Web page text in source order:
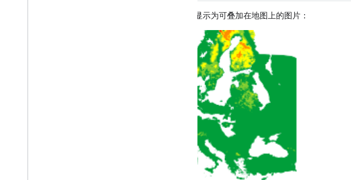
该图块显示为可叠加在地图上的图片：